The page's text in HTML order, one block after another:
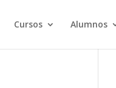
Cursos Alumnos